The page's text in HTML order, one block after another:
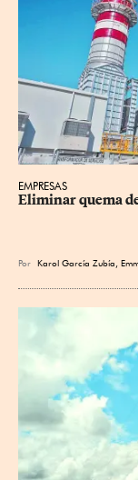
EMPRESAS
Eliminar quema
Por Karol García Zubía